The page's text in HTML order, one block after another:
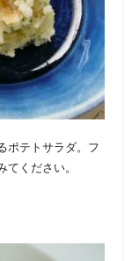
ポテトサラダ。フ
ください。